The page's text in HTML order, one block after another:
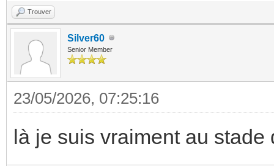
Trouver
Silver60
Senior Member
23/05/2026, 07:25:16
là je suis vraiment au